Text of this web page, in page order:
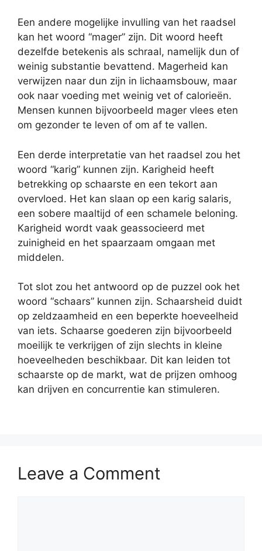
Een andere mogelijke invulling van het raadsel
kan het woord “mager” zijn. Dit woord heeft
dezelfde betekenis als schraal, namelijk dun of
weinig substantie bevattend. Magerheid kan
verwijzen naar dun zijn in lichaamsbouw, maar
ook naar voeding met weinig vet of calorieën.
Mensen kunnen bijvoorbeeld mager vlees eten
om gezonder te leven of om af te vallen.
Een derde interpretatie van het raadsel zou het
woord “karig” kunnen zijn. Karigheid heeft
betrekking op schaarste en een tekort aan
overvloed. Het kan slaan op een karig salaris,
een sobere maaltijd of een schamele beloning.
Karigheid wordt vaak geassocieerd met
zuinigheid en het spaarzaam omgaan met
middelen.
Tot slot zou het antwoord op de puzzel ook het
woord “schaars” kunnen zijn. Schaarsheid duidt
op zeldzaamheid en een beperkte hoeveelheid
van iets. Schaarse goederen zijn bijvoorbeeld
moeilijk te verkrijgen of zijn slechts in kleine
hoeveelheden beschikbaar. Dit kan leiden tot
schaarste op de markt, wat de prijzen omhoog
kan drijven en concurrentie kan stimuleren.
Leave a Comment